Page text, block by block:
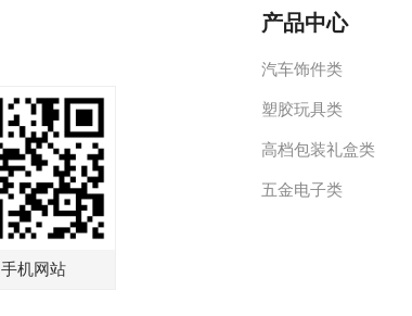
手机网站
产品中心
汽车饰件类
塑胶玩具类
高档包装礼盒类
五金电子类